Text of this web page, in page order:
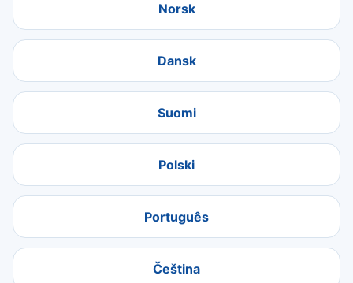
Norsk
Dansk
Suomi
Polski
Português
Čeština